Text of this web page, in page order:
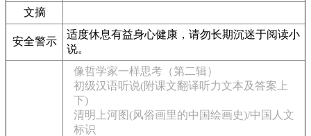
文摘
安全警示
适度休息有益身心健康，请勿长期沉迷于阅读小
说。
像哲学家一样思考（第二辑）
初级汉语听说(附课文翻译听力文本及答案上
下)
清明上河图(风俗画里的中国绘画史)/中国人文
标识